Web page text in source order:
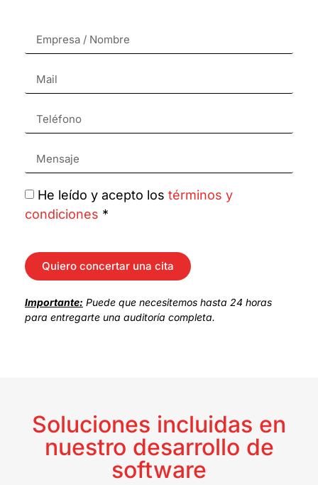
He leído y acepto los términos y
condiciones *
Quiero concertar una cita
Importante: Puede que necesitemos hasta 24 horas
para entregarte una auditoría completa.
Soluciones incluidas en
nuestro desarrollo de
software